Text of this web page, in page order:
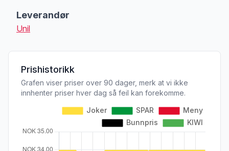
Leverandør
Unil
Prishistorikk
Grafen viser priser over 90 dager, merk at vi ikke
innhenter priser hver dag så feil kan forekomme.